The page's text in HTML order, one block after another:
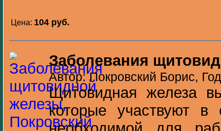
Цена: 104 pуб.
Заболевания
Автор: Покровский Борис,
Щитовидная железа
которые участвуют в